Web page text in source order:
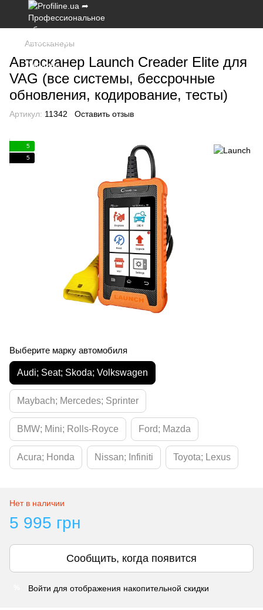
Автосканеры
Автосканер Launch Creader Elite для
VAG (все системы, бессрочные
обновления, кодирование, тесты)
Артикул: 11342 Оставить отзыв
5
5
Выберите марку автомобиля
Audi; Seat; Skoda; Volkswagen
Maybach; Mercedes; Sprinter
BMW; Mini; Rolls-Royce Ford; Mazda
Acura; Honda Nissan; Infiniti Toyota; Lexus
Нет в наличии
5 995 грн
Сообщить, когда появится
Войти для отображения накопительной скидки